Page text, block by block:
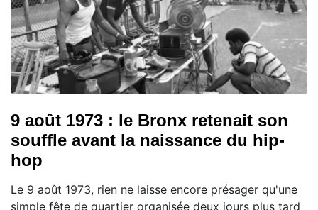
9 août 1973 : le Bronx retenait son
souffle avant la naissance du hip-
hop
Le 9 août 1973, rien ne laisse encore présager qu'une
simple fête de quartier organisée deux jours plus tard